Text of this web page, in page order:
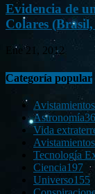
Evidencia de
Colares
Ene 21, 2012
Categoría popular
Astronomía
Vida
Tecnología
Ciencia197
Universo155